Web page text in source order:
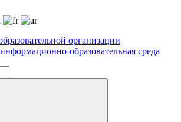
организации
образовательная среда